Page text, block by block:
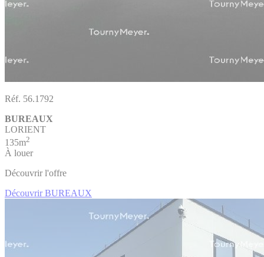
Réf. 56.1792
BUREAUX
LORIENT
135m2
À louer
Découvrir l'offre
Découvrir BUREAUX